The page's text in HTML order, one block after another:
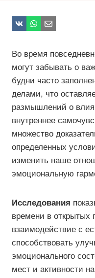
Во время
могут забывать о
будни часто
делами, что
размышлений о
внутреннее
множество
определенных
изменить наше
эмоциональную
Исследования
времени в открытых
взаимодействие с
способствовать
эмоционального
мест и активности